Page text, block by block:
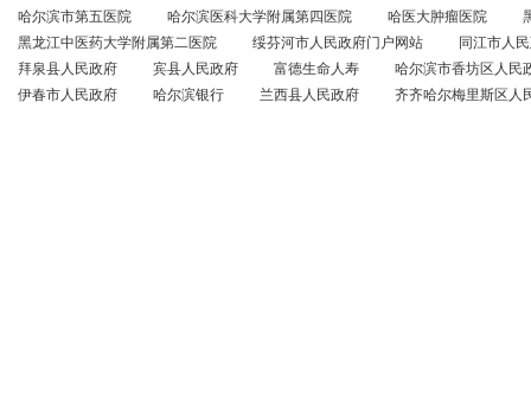
哈尔滨市第五医院
哈尔滨医科大学附属第四医院 哈医大肿瘤医院
黑龙江中医药大学附属第二医院
绥芬河市人民政府门户网站
同江市人
拜泉县人民政府
宾县人民政府 富德生命人寿
哈尔滨市香坊区人民
伊春市人民政府
哈尔滨银行 兰西县人民政府 齐齐哈尔梅里斯区人